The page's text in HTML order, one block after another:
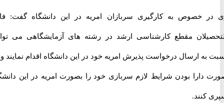
خصوص به کارگیری سربازان امریه در این دانشگاه گفت: فارغ
مقطع کارشناسی ارشد در رشته های آزمایشگاهی می توانند
ارسال درخواست پذیرش امریه خود در این دانشگاه اقدام نمایند و در
بودن شرایط لازم سربازی خود را بصورت امریه در این دانشگاه